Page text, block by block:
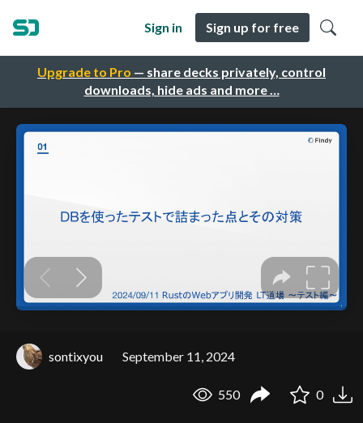
Upgrade to Pro — share decks privately, control
downloads, hide ads and more …
Sign in Sign up for free
sontixyou September 11, 2024
550 0